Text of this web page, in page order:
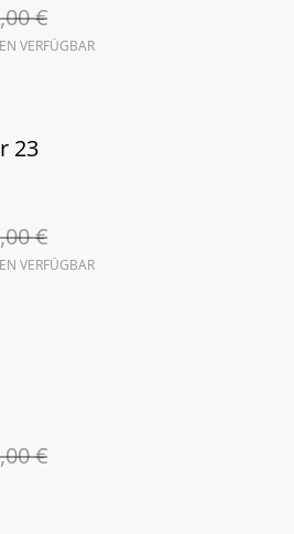
€
VERFÜGBAR
23
€
VERFÜGBAR
€